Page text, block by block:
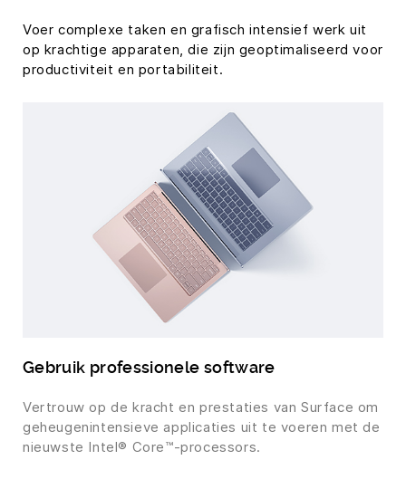
Voer complexe taken en grafisch intensief werk uit
op krachtige apparaten, die zijn geoptimaliseerd voor
productiviteit en portabiliteit.
Gebruik professionele software
Vertrouw op de kracht en prestaties van Surface om
geheugenintensieve applicaties uit te voeren met de
nieuwste Intel® Core™-processors.